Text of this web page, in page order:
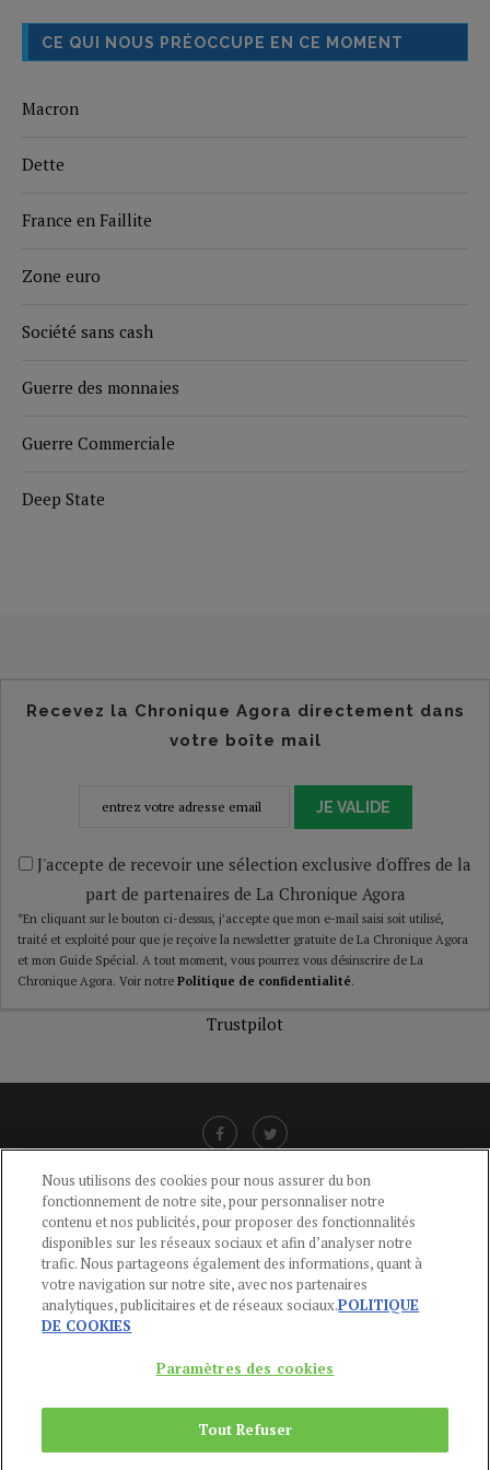
CE QUI NOUS PRÉOCCUPE EN CE MOMENT
Macron
Dette
France en Faillite
Zone euro
Société sans cash
Guerre des monnaies
Guerre Commerciale
Deep State
Recevez la Chronique Agora directement dans
votre boîte mail
JE VALIDE
J'accepte de recevoir une sélection exclusive d'offres de la
part de partenaires de La Chronique Agora
*En cliquant sur le bouton ci-dessus, j’accepte que mon e-mail saisi soit utilisé,
traité et exploité pour que je reçoive la newsletter gratuite de La Chronique Agora
et mon Guide Spécial. A tout moment, vous pourrez vous désinscrire de La
Chronique Agora. Voir notre Politique de confidentialité.
Trustpilot
LIENS UTILES
CGU-POLITIQUE DE CONFIDENTIALITÉ -POLITIQUE DES COOKIES
MENTIONS LÉGALES -AIDE
CONTACT
Du Lundi au Vendredi, 9h-13h et 14h-17h
Copyright © 2024Publications Agora
Nous utilisons des cookies pour nous assurer du bon
fonctionnement de notre site, pour personnaliser notre
contenu et nos publicités, pour proposer des fonctionnalités
disponibles sur les réseaux sociaux et afin d’analyser notre
trafic. Nous partageons également des informations, quant à
votre navigation sur notre site, avec nos partenaires
analytiques, publicitaires et de réseaux sociaux.POLITIQUE
DE COOKIES
Paramètres des cookies
Tout Refuser